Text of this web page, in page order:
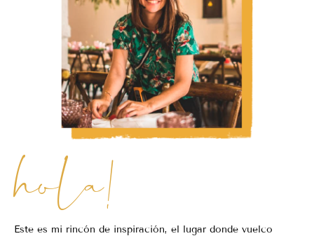
hola!
Este es mi rincón de inspiración, el lugar donde vuelco